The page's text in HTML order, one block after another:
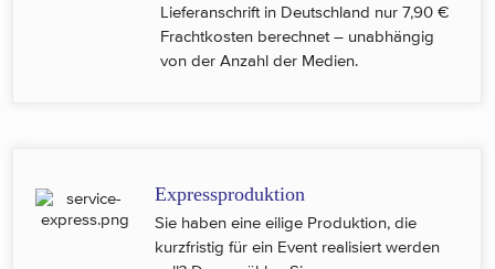
Lieferanschrift in Deutschland nur 7,90 €
Frachtkosten berechnet – unabhängig
von der Anzahl der Medien.
Expressproduktion
Sie haben eine eilige Produktion, die
kurzfristig für ein Event realisiert werden